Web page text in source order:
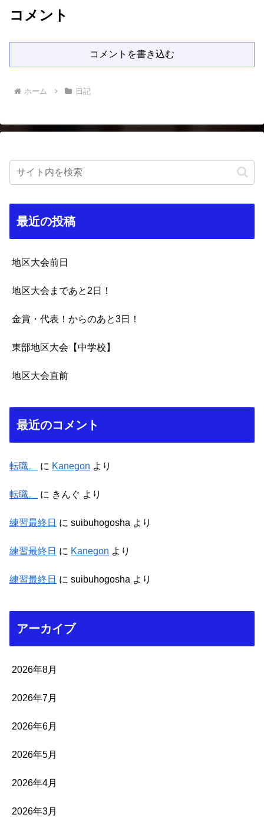
コメント
コメントを書き込む
ホーム 日記
最近の投稿
地区大会前日
地区大会まであと2日！
金賞・代表！からのあと3日！
東部地区大会【中学校】
地区大会直前
最近のコメント
転職。 に Kanegon より
転職。 に きんぐ より
練習最終日 に suibuhogosha より
練習最終日 に Kanegon より
練習最終日 に suibuhogosha より
アーカイブ
2026年8月
2026年7月
2026年6月
2026年5月
2026年4月
2026年3月